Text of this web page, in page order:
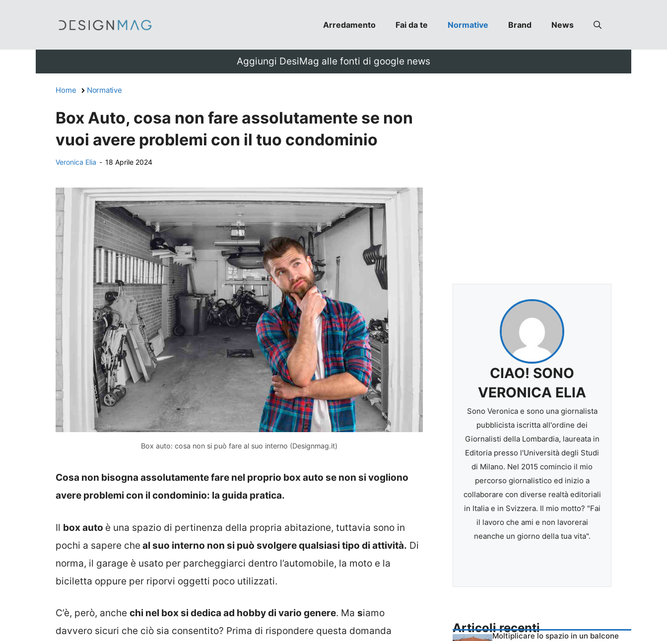
Arredamento Fai da te Normative Brand News
Aggiungi DesiMag alle fonti di google news
Home Normative
Box Auto, cosa non fare assolutamente se non
vuoi avere problemi con il tuo condominio
Veronica Elia - 18 Aprile 2024
Box auto: cosa non si può fare al suo interno (Designmag.it)
Cosa non bisogna assolutamente fare nel proprio box auto se non si vogliono
avere problemi con il condominio: la guida pratica.
Il box auto è una spazio di pertinenza della propria abitazione, tuttavia sono in
pochi a sapere che al suo interno non si può svolgere qualsiasi tipo di attività. Di
norma, il garage è usato per parcheggiarci dentro l’automobile, la moto e la
biciletta oppure per riporvi oggetti poco utilizzati.
C’è, però, anche chi nel box si dedica ad hobby di vario genere. Ma siamo
davvero sicuri che ciò sia consentito? Prima di rispondere questa domanda
CIAO! SONO
VERONICA ELIA
Sono Veronica e sono una giornalista
pubblicista iscritta all'ordine dei
Giornalisti della Lombardia, laureata in
Editoria presso l'Università degli Studi
di Milano. Nel 2015 comincio il mio
percorso giornalistico ed inizio a
collaborare con diverse realtà editoriali
in Italia e in Svizzera. Il mio motto? "Fai
il lavoro che ami e non lavorerai
neanche un giorno della tua vita".
Articoli recenti
Moltiplicare lo spazio in un balcone